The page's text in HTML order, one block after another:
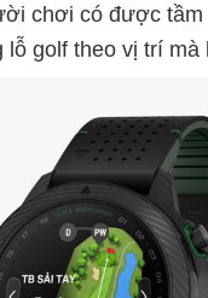
chơi có được tầm
lỗ golf theo vị trí mà